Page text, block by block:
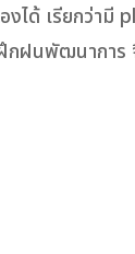
ได้ เรียกว่า
ฝนพัฒนาการ